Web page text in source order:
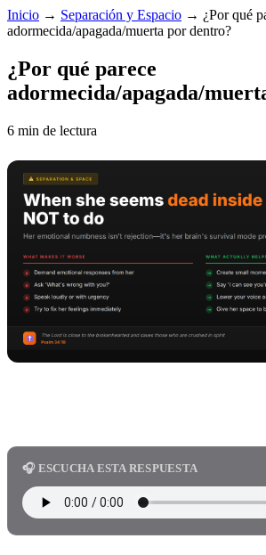
Inicio → Separación y Espacio → ¿Por qué
adormecida/apagada/muerta por dentro?
¿Por qué parece
adormecida/apagada/
6 min de lectura
🎧 ESCUCHA ESTA RESPUESTA